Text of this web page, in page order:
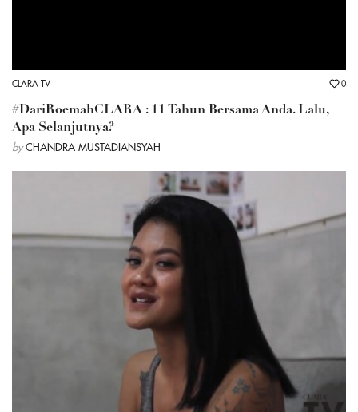
CLARA TV 0
#DariRoemahCLARA : 11 Tahun Bersama Anda. Lalu,
Apa Selanjutnya?
by CHANDRA MUSTADIANSYAH